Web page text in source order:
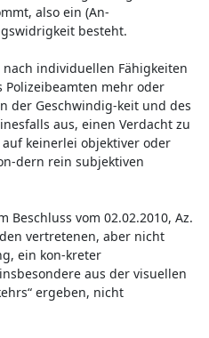
also ein (An-
besteht.
individuellen Fähigkeiten
mehr oder
der Geschwindig-keit und des
aus, einen Verdacht zu
keinerlei objektiver oder
dern rein subjektiven
Beschluss vom 02.02.2010, Az.
vertretenen, aber nicht
ein kon-kreter
aus der visuellen
ergeben, nicht